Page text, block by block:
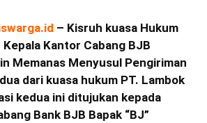
– Kisruh kuasa Hukum
Kepala Kantor Cabang BJB
Memanas Menyusul Pengiriman
dari kuasa hukum PT. Lambok
kedua ini ditujukan kepada
Bank BJB Bapak “BJ”